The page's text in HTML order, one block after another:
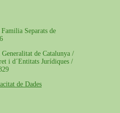
Separats de
de Catalunya /
i d´Entitats Jurídiques /
de Dades